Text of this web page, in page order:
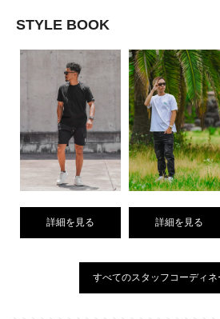
STYLE BOOK
詳細を見る 詳細を見る
すべてのスタッフコーディネ